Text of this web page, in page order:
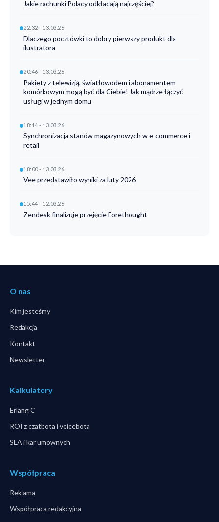
Jakie rachunki Polacy odkładają najczęściej?
22:32 - 13.03.26
Dlaczego pocztówki to dobry pierwszy produkt dla
ilustratora
20:46 - 13.03.26
Pakiety z telewizją, światłowodem i abonamentem
komórkowym mogą być dla Ciebie! Jak mądrze łączyć
usługi w jednym domu
18:14 - 13.03.26
Synchronizacja stanów magazynowych w e-commerce i
retail
18:00 - 13.03.26
Vee przedstawiło wyniki za luty 2026
15:44 - 12.03.26
Zendesk finalizuje przejęcie Forethought
O nas
Kim jesteśmy
Redakcja
Kontakt
Newsletter
Kalkulatory
Erlang C
ROI z czatbota i voicebota
SLA i kar umownych
Współpraca
Reklama
Współpraca redakcyjna